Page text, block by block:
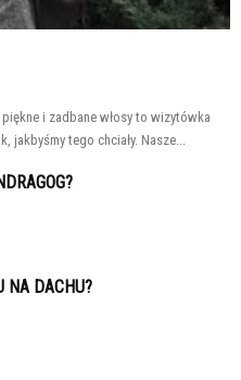
i zadbane włosy to wizytówka
jakbyśmy tego chciały. Nasze...
NA DACHU?